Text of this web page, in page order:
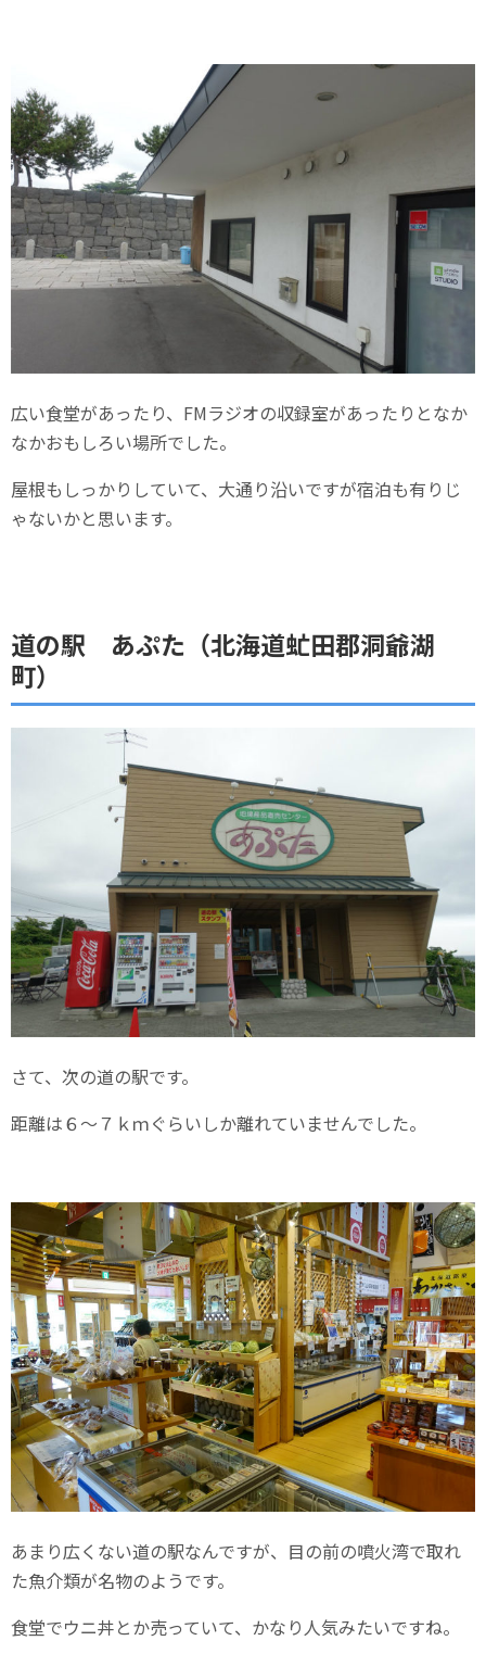
広い食堂があったり、FMラジオの収録室があったりとなか
なかおもしろい場所でした。
屋根もしっかりしていて、大通り沿いですが宿泊も有りじ
ゃないかと思います。
道の駅 あぷた（北海道虻田郡洞爺湖
町）
さて、次の道の駅です。
距離は６～７ｋｍぐらいしか離れていませんでした。
あまり広くない道の駅なんですが、目の前の噴火湾で取れ
た魚介類が名物のようです。
食堂でウニ丼とか売っていて、かなり人気みたいですね。